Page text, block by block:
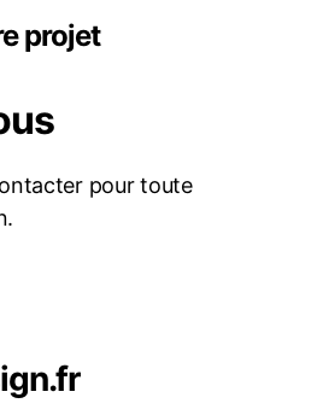
projet
pour toute